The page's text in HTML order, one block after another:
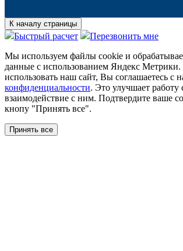
К началу страницы
Быстрый расчет
Перезвонить мне
Мы используем файлы сookie и
данные с использованием Яндекс
использовать наш сайт, Вы соглашаетесь с
конфиденциальности. Это улучшает работу
взаимодействие с ним. Подтвердите ваше
кнопу "Принять все".
Принять все